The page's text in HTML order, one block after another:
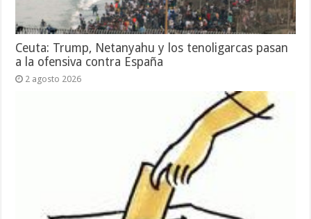
Ceuta: Trump, Netanyahu y los tenoligarcas pasan
a la ofensiva contra España
2 agosto 2026